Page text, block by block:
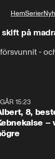
HemSerier
skift på
-
15:23
8,
–